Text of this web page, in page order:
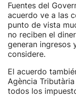
Fuentes del
acuerdo ve a las
punto de vista
no reciben el
generan ingresos
considere.
El acuerdo
Agència
todos los